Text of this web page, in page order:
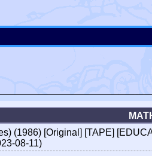
(1986) [Original] [TAPE]
08-11)